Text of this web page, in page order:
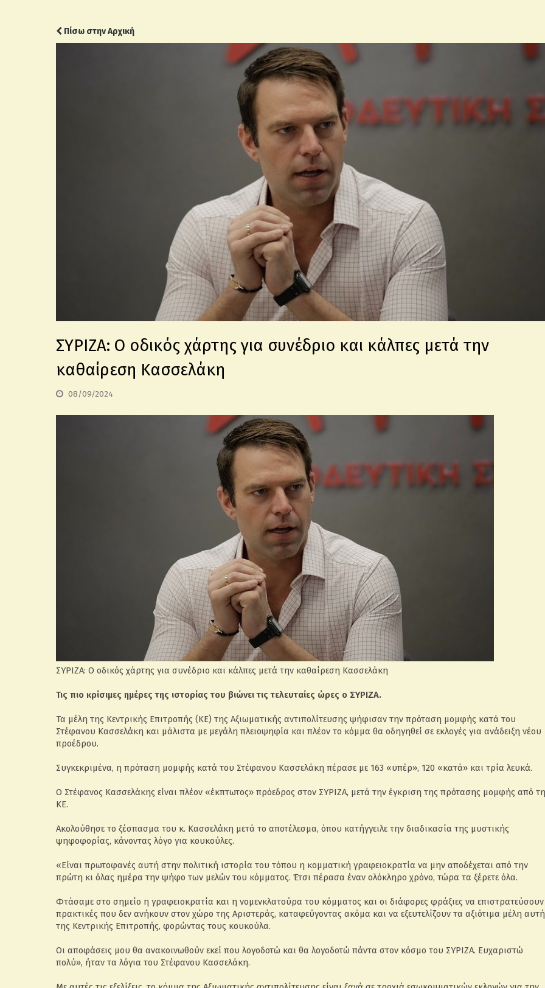
Πίσω στην Αρχική
ΣΥΡΙΖΑ: Ο οδικός χάρτης για συνέδριο και κάλπες μετά την
καθαίρεση Κασσελάκη
08/09/2024
ΣΥΡΙΖΑ: Ο οδικός χάρτης για συνέδριο και κάλπες μετά την καθαίρεση Κασσελάκη
Τις πιο κρίσιμες ημέρες της ιστορίας του βιώνει τις τελευταίες ώρες ο ΣΥΡΙΖΑ.
Τα μέλη της Κεντρικής Επιτροπής (ΚΕ) της Αξιωματικής αντιπολίτευσης ψήφισαν την πρόταση μομφής κατά του
Στέφανου Κασσελάκη και μάλιστα με μεγάλη πλειοψηφία και πλέον το κόμμα θα οδηγηθεί σε εκλογές για ανάδειξη νέου
προέδρου.
Συγκεκριμένα, η πρόταση μομφής κατά του Στέφανου Κασσελάκη πέρασε με 163 «υπέρ», 120 «κατά» και τρία λευκά.
Ο Στέφανος Κασσελάκης είναι πλέον «έκπτωτος» πρόεδρος στον ΣΥΡΙΖΑ, μετά την έγκριση της πρότασης μομφής από
ΚΕ.
Ακολούθησε το ξέσπασμα του κ. Κασσελάκη μετά το αποτέλεσμα, όπου κατήγγειλε την διαδικασία της μυστικής
ψηφοφορίας, κάνοντας λόγο για κουκούλες.
«Είναι πρωτοφανές αυτή στην πολιτική ιστορία του τόπου η κομματική γραφειοκρατία να μην αποδέχεται από την
πρώτη κι όλας ημέρα την ψήφο των μελών του κόμματος. Έτσι πέρασα έναν ολόκληρο χρόνο, τώρα τα ξέρετε όλα.
Φτάσαμε στο σημείο η γραφειοκρατία και η νομενκλατούρα του κόμματος και οι διάφορες φράξιες να επιστρατεύσουν
πρακτικές που δεν ανήκουν στον χώρο της Αριστεράς, καταφεύγοντας ακόμα και να εξευτελίζουν τα αξιότιμα μέλη
της Κεντρικής Επιτροπής, φορώντας τους κουκούλα.
Οι αποφάσεις μου θα ανακοινωθούν εκεί που λογοδοτώ και θα λογοδοτώ πάντα στον κόσμο του ΣΥΡΙΖΑ. Ευχαριστώ
πολύ», ήταν τα λόγια του Στέφανου Κασσελάκη.